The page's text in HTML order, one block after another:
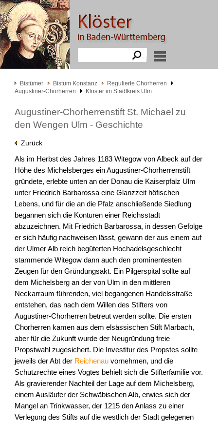
Bistümer Bistum Konstanz
Regulierte Chorherren
Augustiner-Chorherren
Klöster im Stadtkreis Ulm
Augustiner-Chorherrenstift St. Michael zu
den Wengen Ulm - Geschichte
Zurück
Als im Herbst des Jahres 1183 Witegow von Albeck auf der
Höhe des Michelsberges ein Augustiner-Chorherrenstift
gründete, erlebte unten an der Donau die Kaiserpfalz Ulm
unter Friedrich Barbarossa eine Glanzzeit höfischen
Lebens, und für die an die Pfalz anschließende Siedlung
begannen sich die Konturen einer Reichsstadt
abzuzeichnen. Mit Friedrich Barbarossa, in dessen Gefolge
er sich häufig nachweisen lässt, gewann der aus einem auf
der Ulmer Alb reich begüterten Hochadelsgeschlecht
stammende Witegow dann auch den prominentesten
Zeugen für den Gründungsakt. Ein Pilgerspital sollte auf
dem Michelsberg an der von Ulm in den mittleren
Neckarraum führenden, viel begangenen Handelsstraße
entstehen, das nach dem Willen des Stifters von
Augustiner-Chorherren betreut werden sollte. Die ersten
Chorherren kamen aus dem elsässischen Stift Marbach,
aber für die Zukunft wurde der Neugründung freie
Propstwahl zugesichert. Die Investitur des Propstes sollte
jeweils der Abt der Reichenau vornehmen, und die
Schutzrechte eines Vogtes behielt sich die Stifterfamilie vor.
Als gravierender Nachteil der Lage auf dem Michelsberg,
einem Ausläufer der Schwäbischen Alb, erwies sich der
Mangel an Trinkwasser, der 1215 den Anlass zu einer
Verlegung des Stifts auf die westlich der Stadt gelegenen